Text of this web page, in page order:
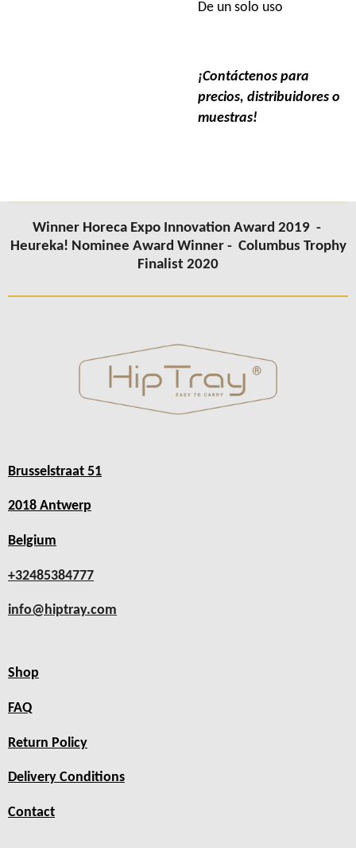
De un solo uso
¡Contáctenos para
precios, distribuidores o
muestras!
Winner Horeca Expo Innovation Award 2019 -
Heureka! Nominee Award Winner - Columbus Trophy
Finalist 2020
Brusselstraat 51
2018 Antwerp
Belgium
+32485384777
info@hiptray.com
Shop
FAQ
Return Policy
Delivery Conditions
Contact